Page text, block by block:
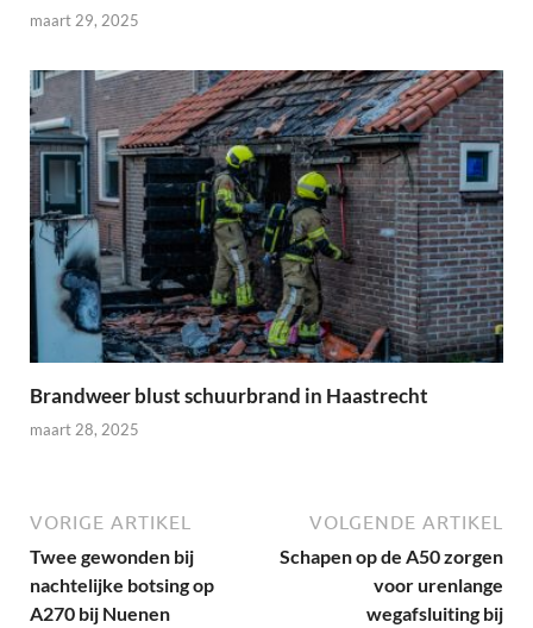
maart 29, 2025
Brandweer blust schuurbrand in Haastrecht
maart 28, 2025
VORIGE ARTIKEL
Twee gewonden bij
nachtelijke botsing op
A270 bij Nuenen
VOLGENDE ARTIKEL
Schapen op de A50 zorgen
voor urenlange
wegafsluiting bij